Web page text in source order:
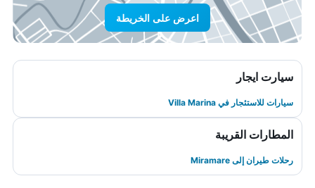
اعرض على الخريطة
سيارت ايجار
سيارات للاستئجار في Villa Marina
المطارات القريبة
رحلات طيران إلى Miramare